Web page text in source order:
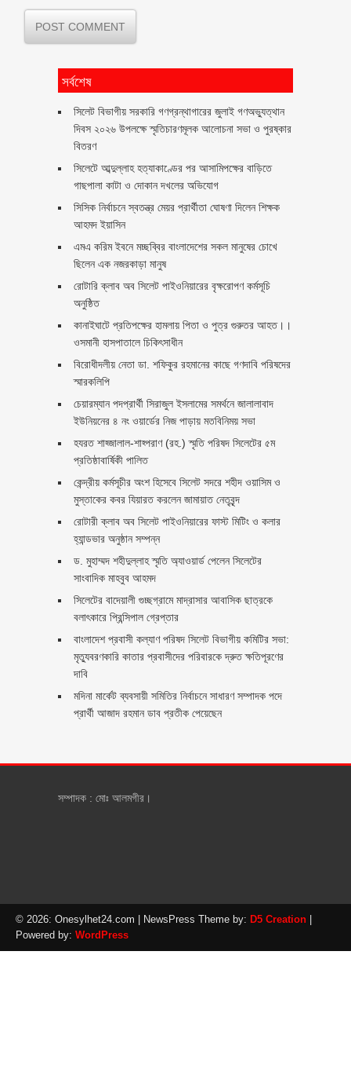
সর্বশেষ
সিলেট বিভাগীয় সরকারি গণগ্রন্থাগারের জুলাই গণঅভ্যুত্থান
দিবস ২০২৬ উপলক্ষে স্মৃতিচারণমূলক আলোচনা সভা ও পুরষ্কার
বিতরণ ‎ ‎
সিলেটে আব্দুল্লাহ হত্যাকাণ্ডের পর আসামিপক্ষের বাড়িতে
গাছপালা কাটা ও দোকান দখলের অভিযোগ
সিসিক নির্বাচনে স্বতন্ত্র মেয়র প্রার্থীতা ঘোষণা দিলেন শিক্ষক
আহমদ ইয়াসিন
এমএ করিম ইবনে মচ্ছব্বির বাংলাদেশের সকল মানুষের চোখে
ছিলেন এক নজরকাড়া মানুষ ‎
রোটারি ক্লাব অব সিলেট পাইওনিয়ারের বৃক্ষরোপণ কর্মসূচি
অনুষ্ঠিত
কানাইঘাটে প্রতিপক্ষের হামলায় পিতা ও পুত্র গুরুতর আহত।।
ওসমানী হাসপাতালে চিকিৎসাধীন
বিরোধীদলীয় নেতা ডা. শফিকুর রহমানের কাছে গণদাবি পরিষদের
স্মারকলিপি ‎
চেয়ারম্যান পদপ্রার্থী সিরাজুল ইসলামের সমর্থনে জালালাবাদ
ইউনিয়নের ৪ নং ওয়ার্ডের নিজ পাড়ায় মতবিনিময় সভা
হযরত শাহ্জালাল-শাহ্পরাণ (রহ.) স্মৃতি পরিষদ সিলেটের ৫ম
প্রতিষ্ঠাবার্ষিকী পালিত ‎​
কেন্দ্রীয় কর্মসূচীর অংশ হিসেবে সিলেট সদরে শহীদ ওয়াসিম ও
মুস্তাকের কবর যিয়ারত করলেন জামায়াত নেতৃবৃন্দ ‎
রোটারী ক্লাব অব সিলেট পাইওনিয়ারের ফাস্ট মিটিং ও কলার
হ্যান্ডভার অনুষ্ঠান সম্পন্ন
ড. মুহাম্মদ শহীদুল্লাহ স্মৃতি অ্যাওয়ার্ড পেলেন সিলেটের
সাংবাদিক মাহবুব আহমদ
সিলেটের বাদেয়ালী গুচ্ছগ্রামে মাদ্রাসার আবাসিক ছাত্রকে
বলাৎকারে প্রিন্সিপাল গ্রেপ্তার ‎
বাংলাদেশ প্রবাসী কল্যাণ পরিষদ সিলেট বিভাগীয় কমিটির সভা:
মৃত্যুবরণকারি কাতার প্রবাসীদের পরিবারকে দ্রুত ক্ষতিপূরণের
দাবি
মদিনা মার্কেট ব্যবসায়ী সমিতির নির্বাচনে সাধারণ সম্পাদক পদে
প্রার্থী আজাদ রহমান ডাব প্রতীক পেয়েছেন ‎
সম্পাদক : মোঃ আলমগীর।
© 2026: Onesylhet24.com | NewsPress Theme by: D5 Creation
Powered by: WordPress